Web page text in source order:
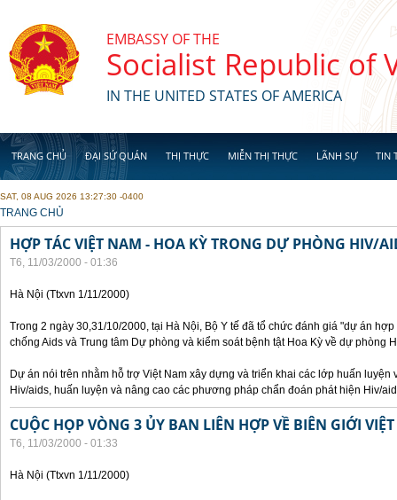
EMBASSY OF THE
Socialist Republic of
IN THE UNITED STATES OF AMERICA
TRANG CHỦ ĐẠI SỨ QUÁN THỊ THỰC MIỄN THỊ THỰC LÃNH SỰ TIN
SAT, 08 AUG 2026 13:27:30 -0400
YOU ARE HERE
TRANG CHỦ
HỢP TÁC VIỆT NAM - HOA KỲ TRONG DỰ PHÒNG HIV/
T6, 11/03/2000 - 01:36
Hà Nội (Ttxvn 1/11/2000)
Trong 2 ngày 30,31/10/2000, tại Hà Nội, Bộ Y tế đã tổ chức đánh giá "dự án
chống Aids và Trung tâm Dự phòng và kiểm soát bệnh tật Hoa Kỳ về dự phòng
Dự án nói trên nhằm hỗ trợ Việt Nam xây dựng và triển khai các lớp huấn luyện
Hiv/aids, huấn luyện và nâng cao các phương pháp chẩn đoán phát hiện Hiv/
CUỘC HỌP VÒNG 3 ỦY BAN LIÊN HỢP VỀ BIÊN GIỚI
T6, 11/03/2000 - 01:33
Hà Nội (Ttxvn 1/11/2000)